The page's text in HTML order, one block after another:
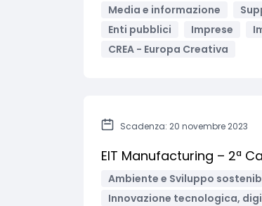
Media e informazione
Enti pubblici
Imprese
CREA - Europa Creativa
Scadenza: 20 novembre 2023
EIT Manufacturing – 2ª
Ambiente e Sviluppo
Innovazione tecnologica,